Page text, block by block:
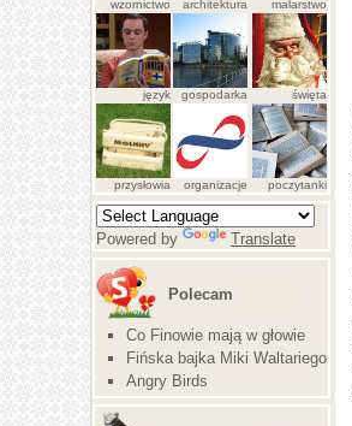
wzornictwo architektura malarstwo
język gospodarka święta
przysłowia organizacje poczytanki
Powered by Translate
Polecam
Co Finowie mają w głowie
Fińska bajka Miki Waltariego
Angry Birds